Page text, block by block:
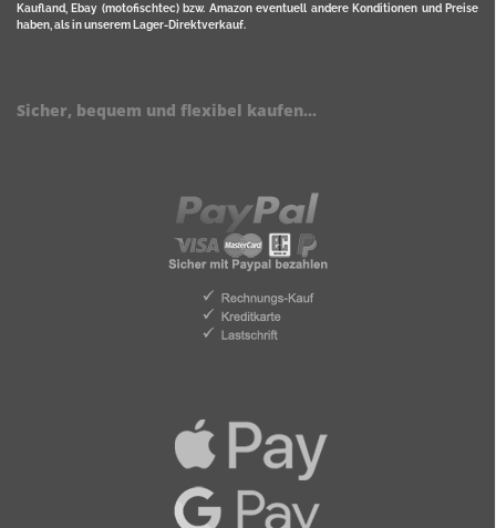
Kaufland, Ebay (motofischtec) bzw. Amazon eventuell andere Konditionen und Preise
haben, als in unserem Lager-Direktverkauf.
Sicher, bequem und flexibel kaufen...